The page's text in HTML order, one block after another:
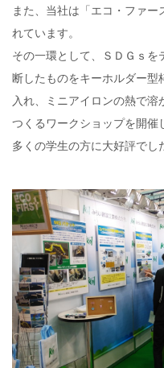
また、当社は「エコ・ファー
れています。
その一環として、ＳＤＧｓ
断したものをキーホルダー型
入れ、ミニアイロンの熱で
つくるワークショップを開催
多くの学生の方に大好評でし